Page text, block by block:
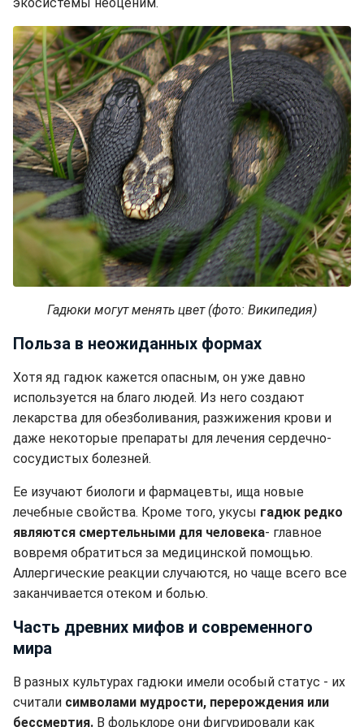
Гадюки могут менять цвет (фото: Википедия)
Польза в неожиданных формах
Хотя яд гадюк кажется опасным, он уже давно
используется на благо людей. Из него создают
лекарства для обезболивания, разжижения крови и
даже некоторые препараты для лечения сердечно-
сосудистых болезней.
Ее изучают биологи и фармацевты, ища новые
лечебные свойства. Кроме того, укусы гадюк редко
являются смертельными для человека- главное
вовремя обратиться за медицинской помощью.
Аллергические реакции случаются, но чаще всего все
заканчивается отеком и болью.
Часть древних мифов и современного
мира
В разных культурах гадюки имели особый статус - их
считали символами мудрости, перерождения или
бессмертия. В фольклоре они фигурировали как